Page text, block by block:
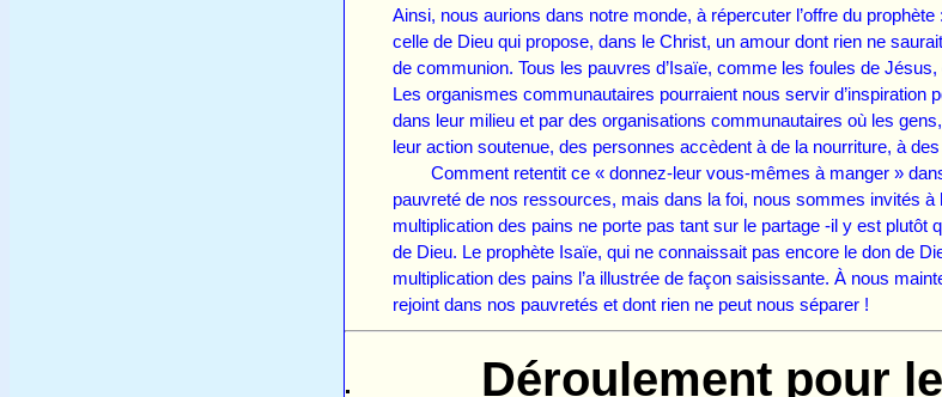
Ainsi, nous aurions dans notre monde, à répercuter l’offre du
celle de Dieu qui propose, dans le Christ, un amour dont rien ne
de communion. Tous les pauvres d’Isaïe, comme les foules de
Les organismes communautaires pourraient nous servir
dans leur milieu et par des organisations communautaires où les
leur action soutenue, des personnes accèdent à de la nourriture, à
Comment retentit ce « donnez-leur vous-mêmes à manger »
pauvreté de nos ressources, mais dans la foi, nous sommes invités
multiplication des pains ne porte pas tant sur le partage -il y est plutôt
de Dieu. Le prophète Isaïe, qui ne connaissait pas encore le don de
multiplication des pains l’a illustrée de façon saisissante. À nous
rejoint dans nos pauvretés et dont rien ne peut nous séparer !
Déroulement pour